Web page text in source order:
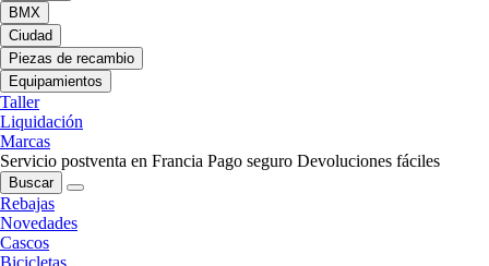
BMX
Ciudad
Piezas de recambio
Equipamientos
Taller
Liquidación
Marcas
Servicio postventa en Francia Pago seguro Devoluciones fáciles
Buscar
Rebajas
Novedades
Cascos